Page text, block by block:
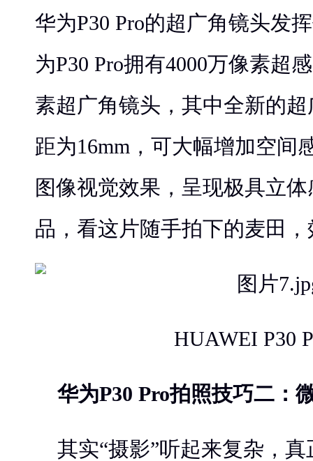
华为P30 Pro的超广角镜头发
为P30 Pro拥有4000万像素超
素超广角镜头，其中全新的
距为16mm，可大幅增加空间
图像视觉效果，呈现极具立
品，看这片随手拍下的麦田
HUAWEI P30
华为P30 Pro拍照技巧二：
其实“摄影”听起来复杂，